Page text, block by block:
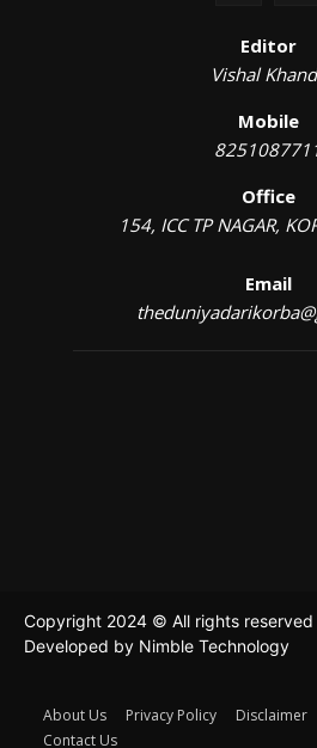
Editor
Vishal
Mobile
Office
154, ICC TP NAGAR,
Email
Copyright 2024 © All rights reserved
Developed by Nimble Technology
About Us Privacy Policy Disclaimer
Contact Us